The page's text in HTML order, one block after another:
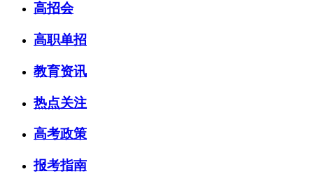
高招会
高职单招
教育资讯
热点关注
高考政策
报考指南